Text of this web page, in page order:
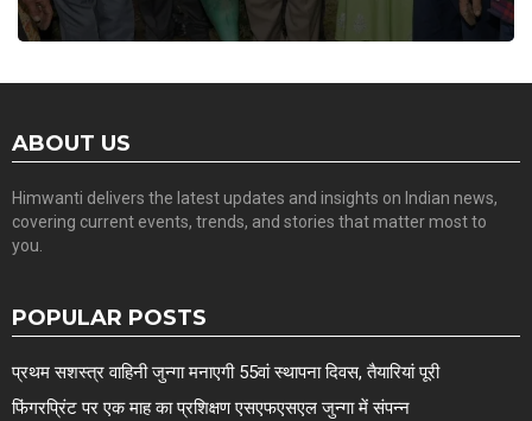
ABOUT US
Himwanti delivers the latest updates and insights on Indian news,
covering current events, trends, and stories that matter most to
you.
POPULAR POSTS
प्रथम सशस्त्र वाहिनी जुन्गा मनाएगी 55वां स्थापना दिवस, तैयारियां पूरी
फिंगरप्रिंट पर एक माह का प्रशिक्षण एसएफएसएल जुन्गा में संपन्न